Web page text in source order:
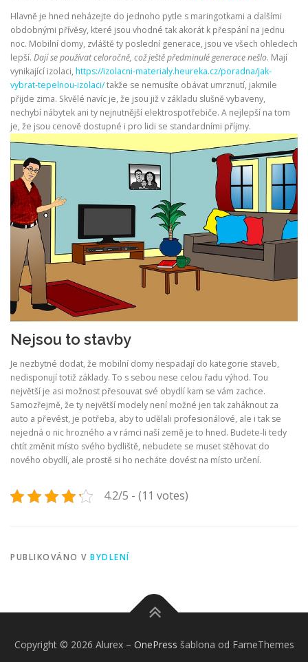
Hlavně je hned neházejte do jednoho pytle s maringotkami a dalšími
obdobnými přívěsy, které jsou vhodné tak akorát k přespání na jednu
noc. Mobilní domy, zvláště ty poslední generace, jsou ve všech ohledech
lepší. Dají se používat celoročně, což ještě předminulé generace nešlo. Mají
vynikající izolaci, https://izolacni-materialy.heureka.cz/poradna/jak-
vybrat-tepelnou-izolaci/takže se nemusíte obávat umrznutí, jakmile
přijde zima. Skvělé navíc je, že jsou již v základu slušně vybaveny,
nechybí nábytek ani ty nejnutnější elektrospotřebiče. A nejlepší na tom
je, že jsou cenově dostupné i pro lidi se standardními příjmy.
Nejsou to stavby
Je nezbytné dodat, že mobilní domy nespadají do kategorie staveb,
nedisponují totiž základy. To s sebou nese celou řadu výhod. Tou
největší je asi možnost přesouvat své obydlí kam se vám zachce.
Samozřejmě, že ty největší modely není možné jen tak zaháknout za
auto a převést, je potřeba, aby to udělali profesionálové, ale i tak se
nejedná o nic hrozného a v rámci naší země je to hned. Budete-li tedy
chtít změnit místo svého bydliště, nebudete se muset stěhovat do
nového obydlí, ale prostě si ho necháte dovést na místo určení.
4.2/5 - (11 votes)
PUBLIKOVÁNO V BYDLENÍ
Copyright © 2026 Alurex – OnePress šablona od FameThemes